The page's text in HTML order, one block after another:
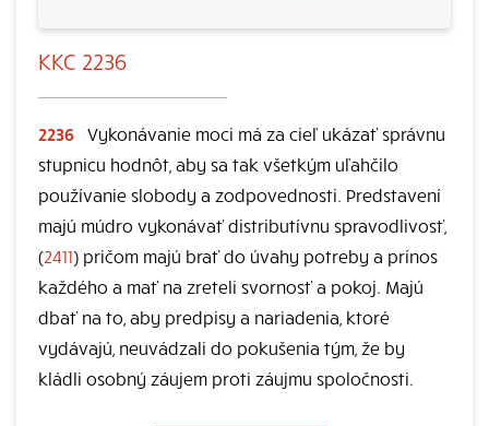
KKC 2236
2236 Vykonávanie moci má za cieľ ukázať správnu
stupnicu hodnôt, aby sa tak všetkým uľahčilo
používanie slobody a zodpovednosti. Predstavení
majú múdro vykonávať distributívnu spravodlivosť,
(2411) pričom majú brať do úvahy potreby a prínos
každého a mať na zreteli svornosť a pokoj. Majú
dbať na to, aby predpisy a nariadenia, ktoré
vydávajú, neuvádzali do pokušenia tým, že by
kládli osobný záujem proti záujmu spoločnosti.